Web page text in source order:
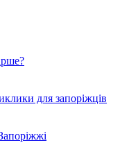
для запоріжців